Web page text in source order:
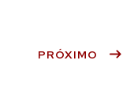
PRÓXIMO